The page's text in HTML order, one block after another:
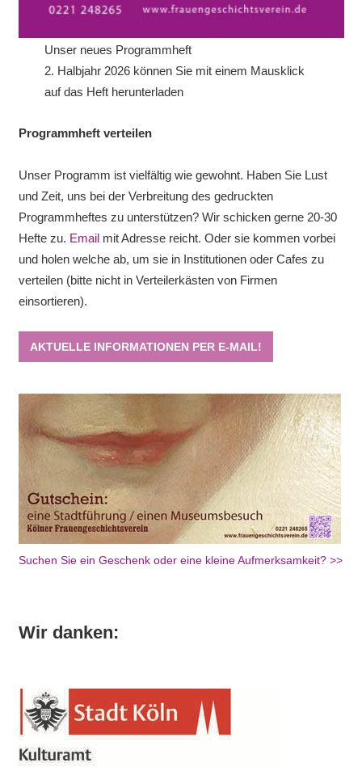
Unser neues Programmheft
2. Halbjahr 2026 können Sie mit einem Mausklick
auf das Heft herunterladen
Programmheft verteilen
Unser Programm ist vielfältig wie gewohnt. Haben Sie Lust
und Zeit, uns bei der Verbreitung des gedruckten
Programmheftes zu unterstützen? Wir schicken gerne 20-30
Hefte zu. Emailmit Adresse reicht. Oder sie kommen vorbei
und holen welche ab, um sie in Institutionen oder Cafes zu
verteilen (bitte nicht in Verteilerkästen von Firmen
einsortieren).
AKTUELLE INFORMATIONEN PER E-MAIL!
Suchen Sie ein Geschenk oder eine kleine Aufmerksamkeit? >>
Wir danken: